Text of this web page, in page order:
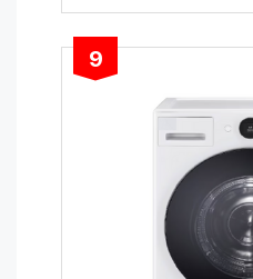
9